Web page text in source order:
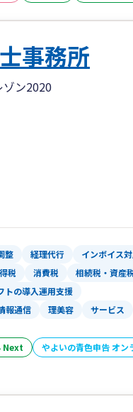
事務所
ン2020
整 経理代行 インボイス
税 消費税 相続税・資産
トの導入運用支援
報通信 理美容 サービス
Next やよいの青色申告 オン